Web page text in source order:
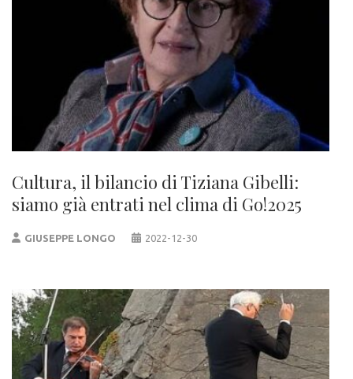
Cultura, il bilancio di Tiziana Gibelli:
siamo già entrati nel clima di Go!2025
GIUSEPPE LONGO 2022-12-30